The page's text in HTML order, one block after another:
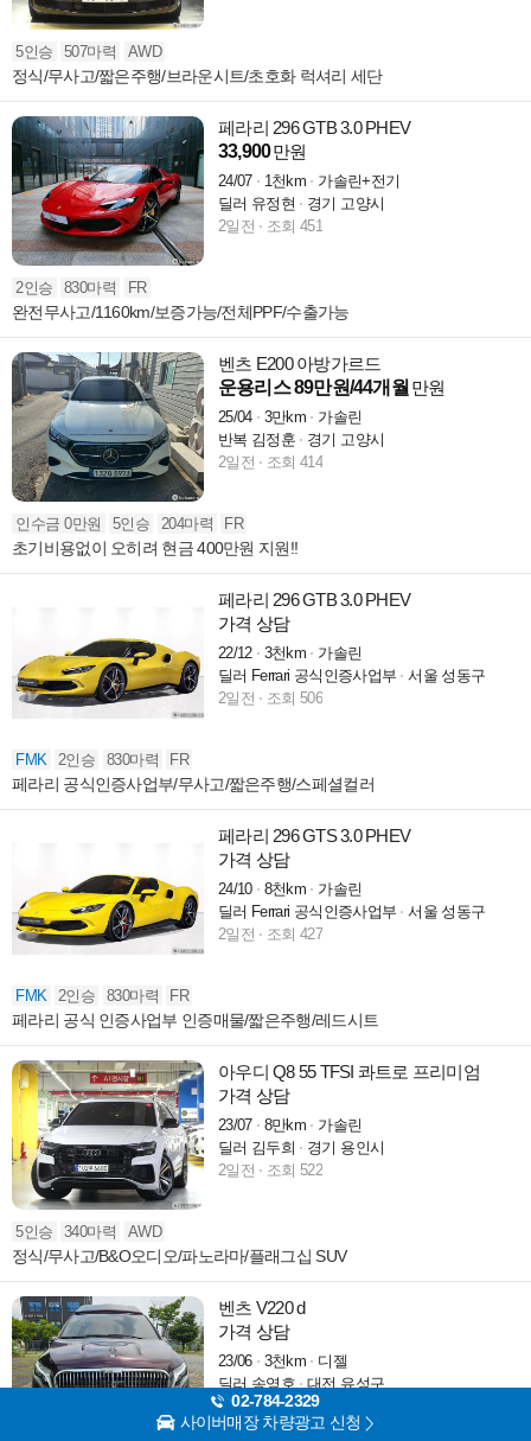
5인승 507마력 AWD
정식/무사고/짧은주행/브라운시트/초호화 럭셔리 세단
페라리 296 GTB 3.0 PHEV
33,900만원
24/07 1천km
가솔린+전기
딜러 유정현
경기 고양시
2일전
조회 451
2인승 830마력 FR
완전무사고/1160km/보증가능/전체PPF/수출가능
벤츠 E200 아방가르드
운용리스 89만원/44개월 만원
25/04 3만km
가솔린
반복 김정훈
경기 고양시
2일전
조회 414
인수금 0만원 5인승 204마력 FR
초기비용없이 오히려 현금 400만원 지원!!
페라리 296 GTB 3.0 PHEV
가격 상담
22/12 3천km
가솔린
딜러 Ferrari 공식인증사업부
서울 성동구
2일전
조회 506
FMK 2인승 830마력 FR
페라리 공식인증사업부/무사고/짧은주행/스페셜컬러
페라리 296 GTS 3.0 PHEV
가격 상담
24/10 8천km
가솔린
딜러 Ferrari 공식인증사업부
서울 성동구
2일전
조회 427
FMK 2인승 830마력 FR
페라리 공식 인증사업부 인증매물/짧은주행/레드시트
아우디 Q8 55 TFSI 콰트로 프리미엄
가격 상담
23/07 8만km
가솔린
딜러 김두희
경기 용인시
2일전
조회 522
5인승 340마력 AWD
정식/무사고/B&O오디오/파노라마/플래그십 SUV
벤츠 V220 d
가격 상담
23/06 3천km
디젤
딜러 송영호
대전 유성구
3일전
조회 5,062
02-784-2329
사이버매장 차량광고 신청